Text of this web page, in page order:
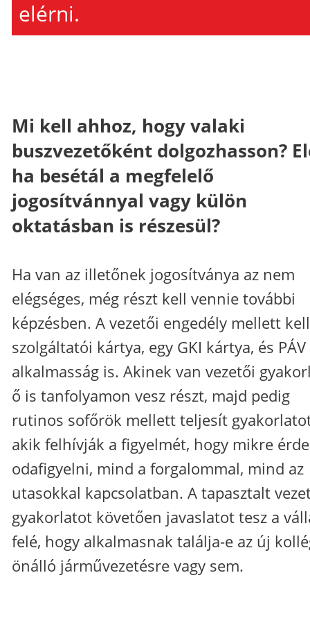
elérni.
Mi kell ahhoz, hogy valaki
buszvezetőként dolgozhasson?
ha besétál a megfelelő
jogosítvánnyal vagy külön
oktatásban is részesül?
Ha van az illetőnek jogosítványa az nem
elégséges, még részt kell vennie további
képzésben. A vezetői engedély mellett
szolgáltatói kártya, egy GKI kártya, és PÁV
alkalmasság is. Akinek van vezetői
ő is tanfolyamon vesz részt, majd pedig
rutinos sofőrök mellett teljesít
akik felhívják a figyelmét, hogy mikre
odafigyelni, mind a forgalommal, mind az
utasokkal kapcsolatban. A tapasztalt
gyakorlatot követően javaslatot tesz a
felé, hogy alkalmasnak találja-e az új
önálló járművezetésre vagy sem.